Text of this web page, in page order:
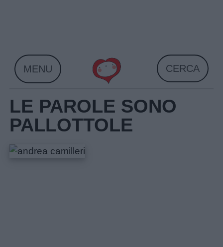
MENU CERCA
LE PAROLE SONO
PALLOTTOLE